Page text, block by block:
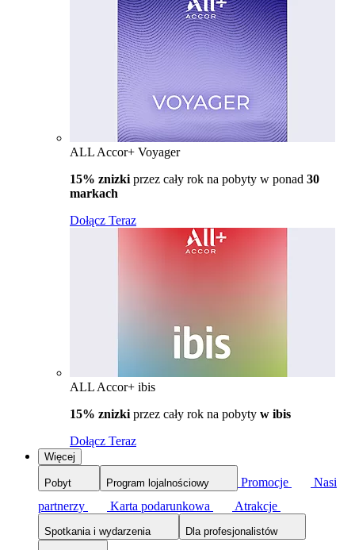
ALL Accor+ Voyager
15% znizki przez cały rok na pobyty w ponad 30
markach
Dołącz Teraz
ALL Accor+ ibis
15% znizki przez cały rok na pobyty w ibis
Dołącz Teraz
Więcej
Pobyt Program lojalnościowy Promocje
Nasi
partnerzy
Karta podarunkowa Atrakcje
Spotkania i wydarzenia Dla profesjonalistów